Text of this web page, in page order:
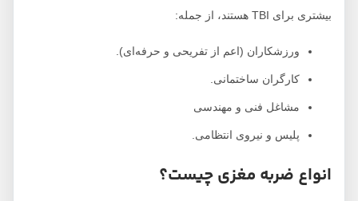
بیشتری برای TBI هستند، از جمله:
ورزشکاران (اعم از تفریحی و حرفه‌ای).
کارگران ساختمانی.
مشاغل فنی و مهندسی
پلیس و نیروی انتظامی.
انواع ضربه مغزی چیست؟